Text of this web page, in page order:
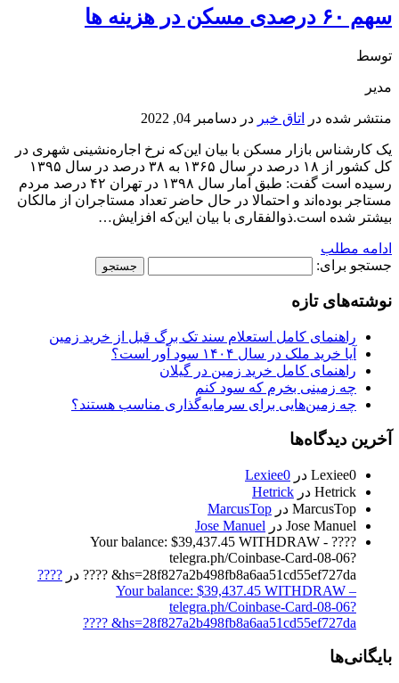
سهم ۶۰ درصدی مسکن در هزینه ها
توسط
مدیر
منتشر شده در اتاق خبر در دسامبر 04, 2022
یک کارشناس بازار مسکن با بیان این‌که نرخ اجاره‌نشینی شهری در
کل کشور از ۱۸ درصد در سال ۱۳۶۵ به ۳۸ درصد در سال ۱۳۹۵
رسیده است گفت: طبق آمار سال ۱۳۹۸ در تهران ۴۲ درصد مردم
مستاجر بوده‌اند و احتمالا در حال حاضر تعداد مستاجران از مالکان
بیشتر شده است.ذوالفقاری با بیان این‌که افزایش…
ادامه مطلب
جستجو برای:
نوشته‌های تازه
راهنمای کامل استعلام سند تک برگ قبل از خرید زمین
آیا خرید ملک در سال ۱۴۰۴ سود آور است؟
راهنمای کامل خرید زمین در گیلان
چه زمینی بخرم که سود کنم
چه زمین‌هایی برای سرمایه‌گذاری مناسب هستند؟
آخرین دیدگاه‌ها
Lexiee0 در Lexiee0
Hetrick در Hetrick
MarcusTop در MarcusTop
Jose Manuel در Jose Manuel
????️ Your balance: $39,437.45 WITHDRAW -
telegra.ph/Coinbase-Card-08-06?
hs=28f827a2b498fb8a6aa51cd55ef727da& ????️
در ????️
Your balance: $39,437.45 WITHDRAW –
telegra.ph/Coinbase-Card-08-06?
hs=28f827a2b498fb8a6aa51cd55ef727da& ????️
بایگانی‌ها